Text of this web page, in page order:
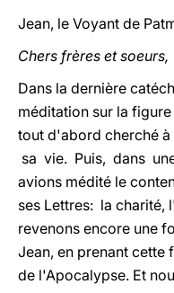
Jean, le Voyant de
Chers frères et soeurs,
Dans la dernière
méditation sur la
tout d'abord cherché
sa vie. Puis, dans
avions médité le
ses Lettres: la charité,
revenons encore une
Jean, en prenant cette
de l'Apocalypse. Et